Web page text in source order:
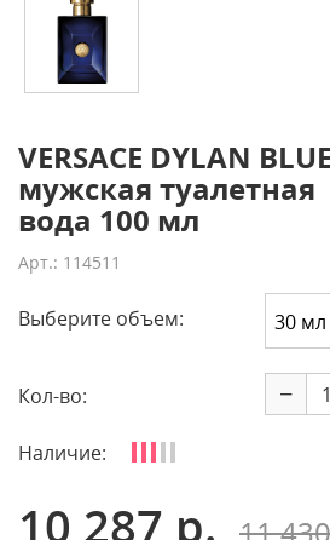
VERSACE DYLAN BLUE
мужская туалетная
вода 100 мл
Арт.: 114511
Выберите объем: 30 мл
Кол-во: −
Наличие:
10 287 р. 11